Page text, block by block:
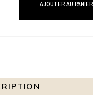
AJOUTER AU PANIER